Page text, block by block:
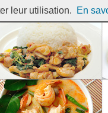
leur utilisation. En